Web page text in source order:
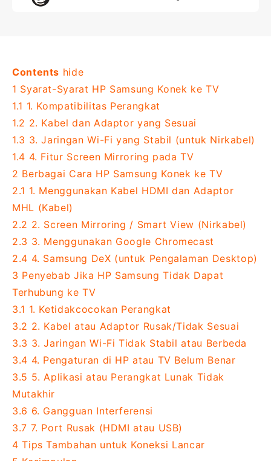
Contents hide
1 Syarat-Syarat HP Samsung Konek ke TV
1.1 1. Kompatibilitas Perangkat
1.2 2. Kabel dan Adaptor yang Sesuai
1.3 3. Jaringan Wi-Fi yang Stabil (untuk Nirkabel)
1.4 4. Fitur Screen Mirroring pada TV
2 Berbagai Cara HP Samsung Konek ke TV
2.1 1. Menggunakan Kabel HDMI dan Adaptor
MHL (Kabel)
2.2 2. Screen Mirroring / Smart View (Nirkabel)
2.3 3. Menggunakan Google Chromecast
2.4 4. Samsung DeX (untuk Pengalaman Desktop)
3 Penyebab Jika HP Samsung Tidak Dapat
Terhubung ke TV
3.1 1. Ketidakcocokan Perangkat
3.2 2. Kabel atau Adaptor Rusak/Tidak Sesuai
3.3 3. Jaringan Wi-Fi Tidak Stabil atau Berbeda
3.4 4. Pengaturan di HP atau TV Belum Benar
3.5 5. Aplikasi atau Perangkat Lunak Tidak
Mutakhir
3.6 6. Gangguan Interferensi
3.7 7. Port Rusak (HDMI atau USB)
4 Tips Tambahan untuk Koneksi Lancar